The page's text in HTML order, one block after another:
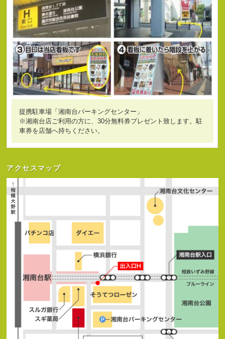
提携駐車場「湘南台パーキングセンター」
※湘南台店ご利用の方に、30分無料券プレゼント致します。駐
車券を店舗へ持ちください。
アクセスマップ